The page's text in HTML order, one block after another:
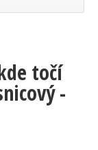
točí
-